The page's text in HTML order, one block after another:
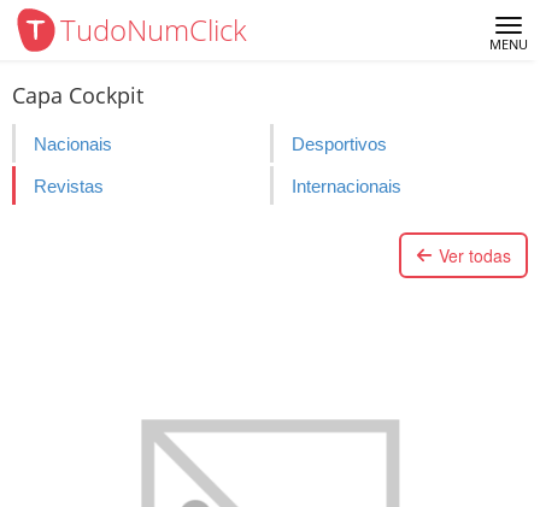
TudoNumClick MENU
Capa Cockpit
Nacionais Desportivos
Revistas Internacionais
Ver todas